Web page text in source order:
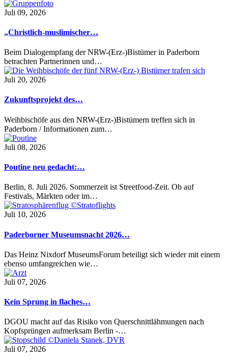
Juli 09, 2026
„Christlich-muslimischer…
Beim Dialogempfang der NRW-(Erz-)Bistümer in Paderborn
betrachten Partnerinnen und…
Juli 20, 2026
Zukunftsprojekt des…
Weihbischöfe aus den NRW-(Erz-)Bistümern treffen sich in
Paderborn / Informationen zum…
Juli 08, 2026
Poutine neu gedacht:…
Berlin, 8. Juli 2026. Sommerzeit ist Streetfood-Zeit. Ob auf
Festivals, Märkten oder im…
Juli 10, 2026
Paderborner Museumsnacht 2026…
Das Heinz Nixdorf MuseumsForum beteiligt sich wieder mit einem
ebenso umfangreichen wie…
Juli 07, 2026
Kein Sprung in flaches…
DGOU macht auf das Risiko von Querschnittlähmungen nach
Kopfsprüngen aufmerksam Berlin -…
Juli 07, 2026